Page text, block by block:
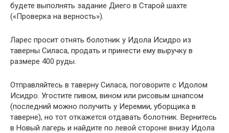
будете выполнять задание Диего в Старой шахте
(«Проверка на верность»).
Ларес просит отнять болотник у Идола Исидро из
таверны Силаса, продать и принести ему выручку в
размере 400 руды.
Отправляйтесь в таверну Силаса, поговорите с Идолом
Исидро. Угостите пивом, вином или рисовым шнапсом
(последний можно получить у Иеремии, уборщика в
таверне), но тот откажется отдавать болотник. Вернитесь
в Новый лагерь и найдите по левой стороне внизу Идола